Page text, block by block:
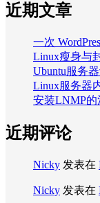
近期文章
一次
Linux瘦身与
Ubuntu服务
Linux服务器
安装LNMP的
近期评论
Nicky 发表在
Nicky 发表在